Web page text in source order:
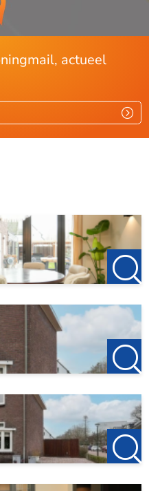
dak- en muurisolatie)
Neem gerust contact op
meer informatie of het
actueel